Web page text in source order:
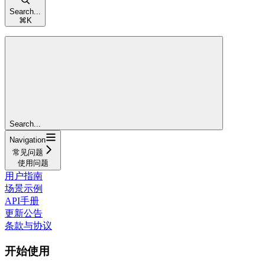
Search...
⌘ K
Search...
Navigation
常见问题
使用问题
用户指南
场景示例
API手册
更新公告
条款与协议
开始使用